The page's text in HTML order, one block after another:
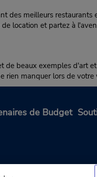
des meilleurs
location et partez à
beaux exemples d'art
rien manquer lors de votre
de Budget